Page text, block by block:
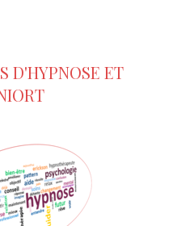
D'HYPNOSE ET